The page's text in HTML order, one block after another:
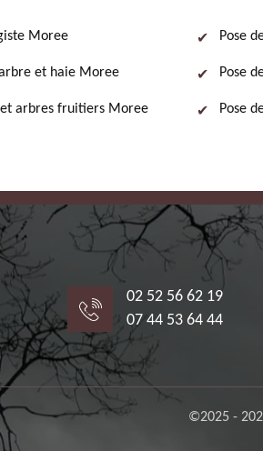
Moree
et haie Moree
arbres fruitiers Moree
Pose
Pose
Pose
02 52 56 62 19
07 44 53 64 44
©2025 -